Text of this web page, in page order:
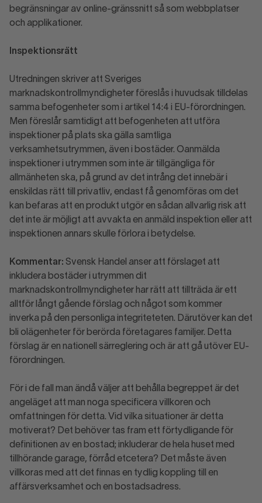
begränsningar av online-gränssnitt så som webbplatser
och applikationer.
Inspektionsrätt
Utredningen skriver att Sveriges
marknadskontrollmyndigheter föreslås i huvudsak tilldelas
samma befogenheter som i artikel 14:4 i EU-förordningen.
Men föreslår samtidigt att befogenheten att utföra
inspektioner på plats ska gälla samtliga
verksamhetsutrymmen, även i bostäder. Oanmälda
inspektioner i utrymmen som inte är tillgängliga för
allmänheten ska, på grund av det intrång det innebär i
enskildas rätt till privatliv, endast få genomföras om det
kan befaras att en produkt utgör en sådan allvarlig risk att
det inte är möjligt att avvakta en anmäld inspektion eller att
inspektionen annars skulle förlora i betydelse.
Kommentar: Svensk Handel anser att förslaget att
inkludera bostäder i utrymmen dit
marknadskontrollmyndigheter har rätt att tillträda är ett
alltför långt gående förslag och något som kommer
inverka på den personliga integriteteten. Därutöver kan det
bli olägenheter för berörda företagares familjer. Detta
förslag är en nationell särreglering och är att gå utöver EU-
förordningen.
För i de fall man ändå väljer att behålla begreppet är det
angeläget att man noga specificera villkoren och
omfattningen för detta. Vid vilka situationer är detta
motiverat? Det behöver tas fram ett förtydligande för
definitionen av en bostad; inkluderar de hela huset med
tillhörande garage, förråd etcetera? Det måste även
villkoras med att det finnas en tydlig koppling till en
affärsverksamhet och en bostadsadress.